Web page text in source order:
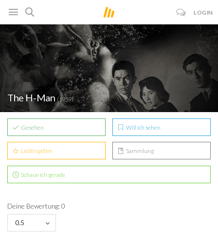
LOGIN
The H-Man (1959)
Gesehen Will ich sehen
Lieblingsfilm Sammlung
Schaue ich gerade
Deine Bewertung: 0
0.5